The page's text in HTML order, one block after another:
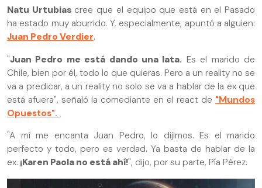
Natu Urtubias cree que el equipo que está en el Pasado
ha estado muy aburrido. Y, especialmente, apuntó a alguien:
Juan Pedro Verdier.
"Juan Pedro me está dando una lata. Es el marido de
Chile, bien por él, todo lo que quieras. Pero a un reality no se
va a predicar, a un reality no solo se va a hablar de la ex que
está afuera", señaló la comediante en el react de "Mundos
Opuestos".
"A mí me encanta Juan Pedro, lo dijimos. Es el marido
perfecto y todo, pero es verdad. Ya basta de hablar de la
ex. ¡Karen Paola no está ahí!", dijo, por su parte, Pía Pérez.